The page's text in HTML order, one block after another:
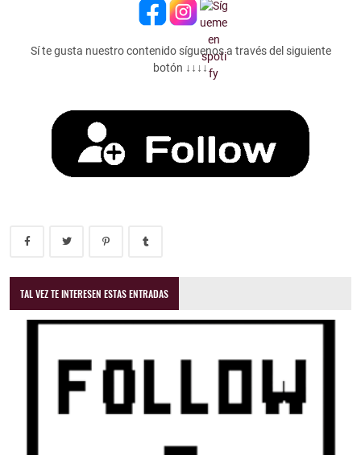
Sí te gusta nuestro contenido síguenos a través del siguiente
botón ↓↓↓↓
TAL VEZ TE INTERESEN ESTAS ENTRADAS